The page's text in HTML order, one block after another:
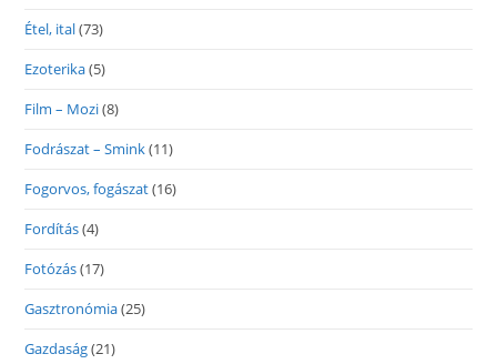
Étel, ital(73)
Ezoterika(5)
Film – Mozi(8)
Fodrászat – Smink(11)
Fogorvos, fogászat(16)
Fordítás(4)
Fotózás(17)
Gasztronómia(25)
Gazdaság(21)